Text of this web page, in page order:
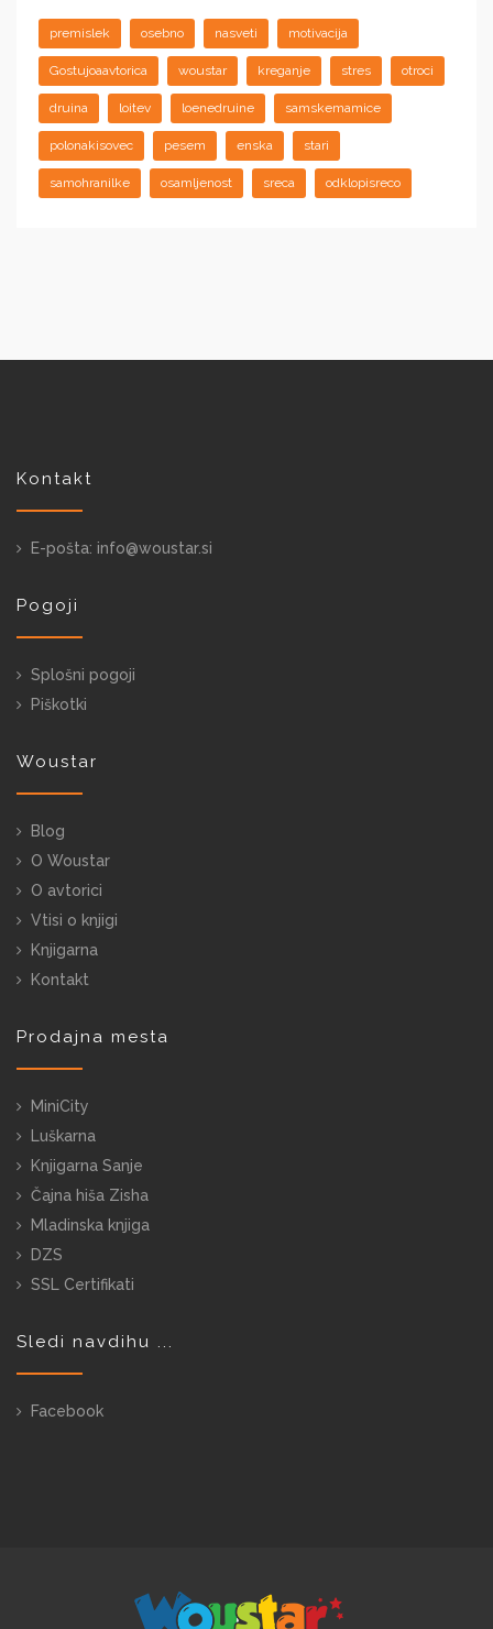
premislek osebno nasveti motivacija
Gostujoaavtorica woustar kreganje stres otroci
druina loitev loenedruine samskemamice
polonakisovec pesem enska stari
samohranilke osamljenost sreca odklopisreco
Kontakt
E-pošta: info@woustar.si
Pogoji
Splošni pogoji
Piškotki
Woustar
Blog
O Woustar
O avtorici
Vtisi o knjigi
Knjigarna
Kontakt
Prodajna mesta
MiniCity
Luškarna
Knjigarna Sanje
Čajna hiša Zisha
Mladinska knjiga
DZS
SSL Certifikati
Sledi navdihu ...
Facebook